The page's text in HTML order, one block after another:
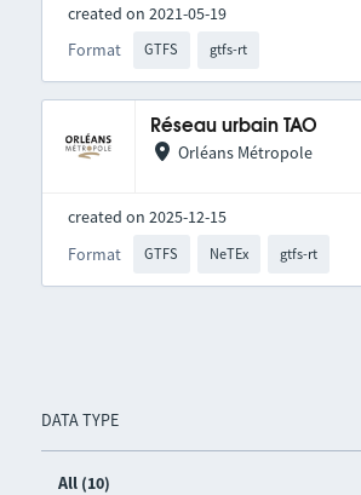
DATA TYPE
All (10)
created on 2021-05-19
Format
GTFS gtfs-rt
Réseau urbain TAO
Orléans Métropole
created on 2025-12-15
Format
GTFS NeTEx gtfs-rt